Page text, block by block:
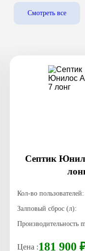
Смотреть все
Септик
Кол-во пользователей:
Залповый сброс (л):
Производительность
Цена :181 900